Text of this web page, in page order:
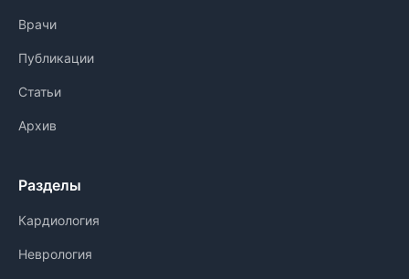
Врачи
Публикации
Статьи
Архив
Разделы
Кардиология
Неврология